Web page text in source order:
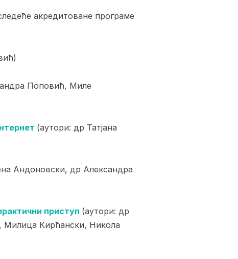
акредитоване програме
Поповић, Миле
(аутори: др Татјана
Андоновски, др Александра
приступ (аутори: др
Кирћански, Никола